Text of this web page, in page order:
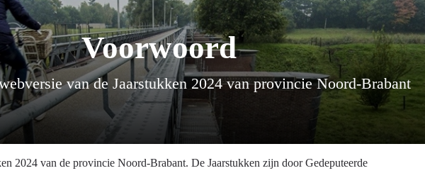
Voorwoord
van de Jaarstukken 2024 van provincie Noord-Brabant
2024 van de provincie Noord-Brabant. De Jaarstukken zijn door Gedeputeerde